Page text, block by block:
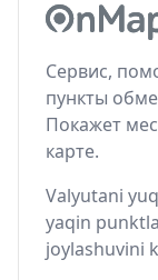
Сервис,
пункты
Покажет
карте.
Valyutani
yaqin
joylashuvini